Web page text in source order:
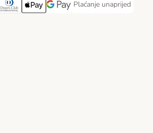
Method
Express Payment Method
Club Payment Method
Payment MethodGoogle pay Payment Method
Plaćanje unaprijed
Plaćanje unaprijed